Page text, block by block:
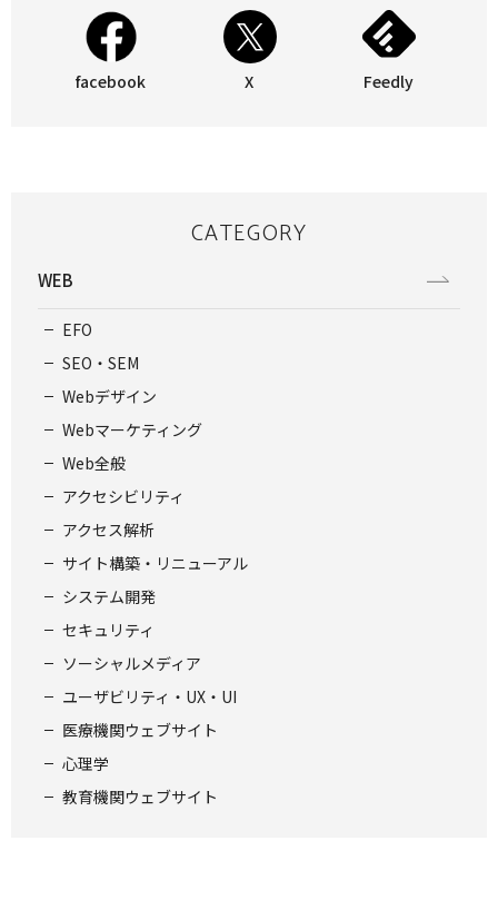
facebook X Feedly
CATEGORY
WEB
EFO
SEO・SEM
Webデザイン
Webマーケティング
Web全般
アクセシビリティ
アクセス解析
サイト構築・リニューアル
システム開発
セキュリティ
ソーシャルメディア
ユーザビリティ・UX・UI
医療機関ウェブサイト
心理学
教育機関ウェブサイト